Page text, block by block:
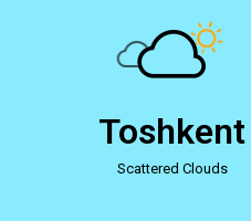
Toshkent
Scattered Clouds